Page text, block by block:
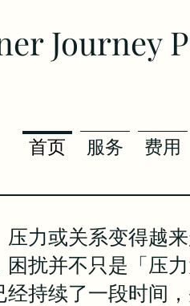
Journey
首页 服务 费用
压力或关系变得越
困扰并不只是「压
经持续了一段时间